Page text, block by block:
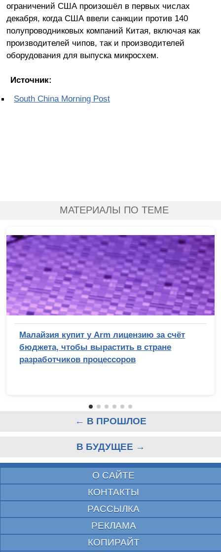
ограничений США произошёл в первых числах
декабря, когда США ввели санкции против 140
полупроводниковых компаний Китая, включая как
производителей чипов, так и производителей
оборудования для выпуска микросхем.
Источник:
South China Morning Post
МАТЕРИАЛЫ ПО ТЕМЕ
Малайзия купит у Arm лицензию за счёт
бюджета, чтобы вырастить в стране
разработчиков процессоров
← В ПРОШЛОЕ
В БУДУЩЕЕ →
О САЙТЕ
КОНТАКТЫ
РАССЫЛКА
РЕКЛАМА
КОПИРАЙТ